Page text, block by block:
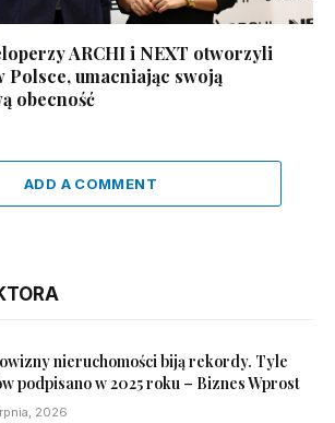
ARCHI i NEXT otworzyli
Polsce, umacniając swoją
obecność
ADD A COMMENT
nieruchomości biją rekordy. Tyle
podpisano w 2025 roku – Biznes Wprost
2026